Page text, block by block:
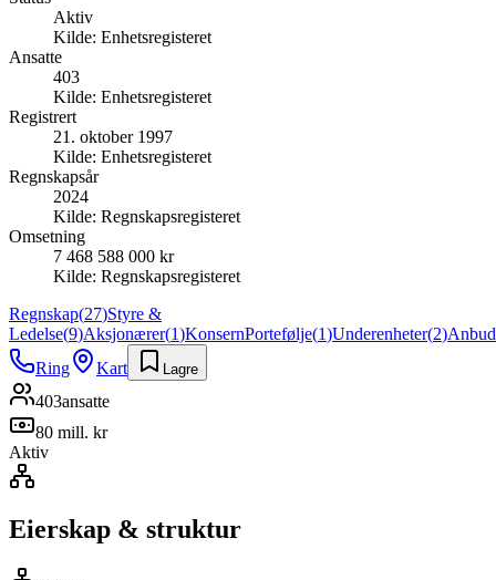
Aktiv
Kilde: Enhetsregisteret
Ansatte
403
Kilde: Enhetsregisteret
Registrert
21. oktober 1997
Kilde: Enhetsregisteret
Regnskapsår
2024
Kilde: Regnskapsregisteret
Omsetning
7 468 588 000 kr
Kilde: Regnskapsregisteret
Regnskap(27)Styre &
Ledelse(9)Aksjonærer(1)KonsernPortefølje(1)Underenheter(2)Anbud
Ring
Kart Lagre
403ansatte
80 mill. kr
Aktiv
Eierskap & struktur